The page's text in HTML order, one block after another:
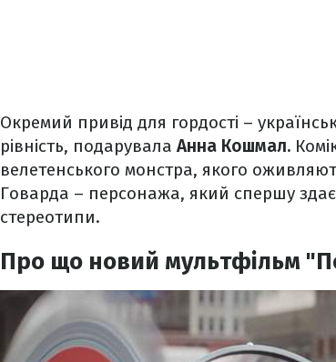
Окремий привід для гордості –
рівність, подарувала Анна Кошмал.
велетенського монстра, якого
Говарда – персонажа, який спершу
стереотипи.
Про що новий мультфільм